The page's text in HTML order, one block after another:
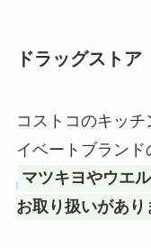
ドラッグストア
コストコのキッ
イベートブランド
マツキヨやウエ
お取り扱いがあり